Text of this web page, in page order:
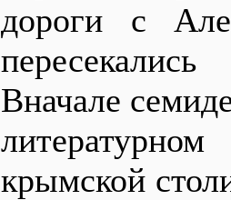
дороги с
Вначале
крымской